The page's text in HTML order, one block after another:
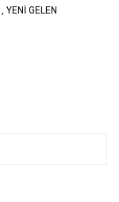
,YENİ GELEN